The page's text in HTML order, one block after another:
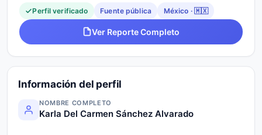
Perfil verificado Fuente pública México · 🇲🇽
Ver Reporte Completo
Información del perfil
NOMBRE COMPLETO
Karla Del Carmen Sánchez Alvarado